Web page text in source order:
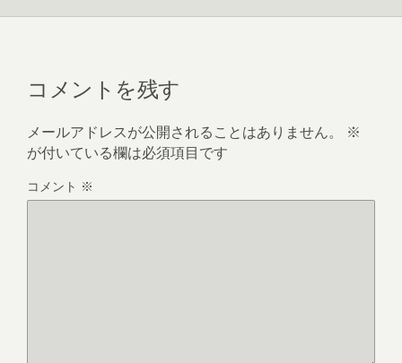
コメントを残す
メールアドレスが公開されることはありません。
※
が付いている欄は必須項目です
コメント ※